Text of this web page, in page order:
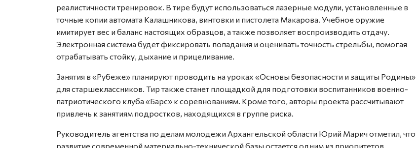
реалистичности тренировок. В тире будут использоваться лазерные модули, установленные в
точные копии автомата Калашникова, винтовки и пистолета Макарова. Учебное оружие
имитирует вес и баланс настоящих образцов, а также позволяет воспроизводить отдачу.
Электронная система будет фиксировать попадания и оценивать точность стрельбы, помогая
отрабатывать стойку, дыхание и прицеливание.
Занятия в «Рубеже» планируют проводить на уроках «Основы безопасности и защиты Родины»
для старшеклассников. Тир также станет площадкой для подготовки воспитанников военно-
патриотического клуба «Барс» к соревнованиям. Кроме того, авторы проекта рассчитывают
привлечь к занятиям подростков, находящихся в группе риска.
Руководитель агентства по делам молодежи Архангельской области Юрий Марич отметил, что
развитие современной материально-технической базы остается одним из приоритетов